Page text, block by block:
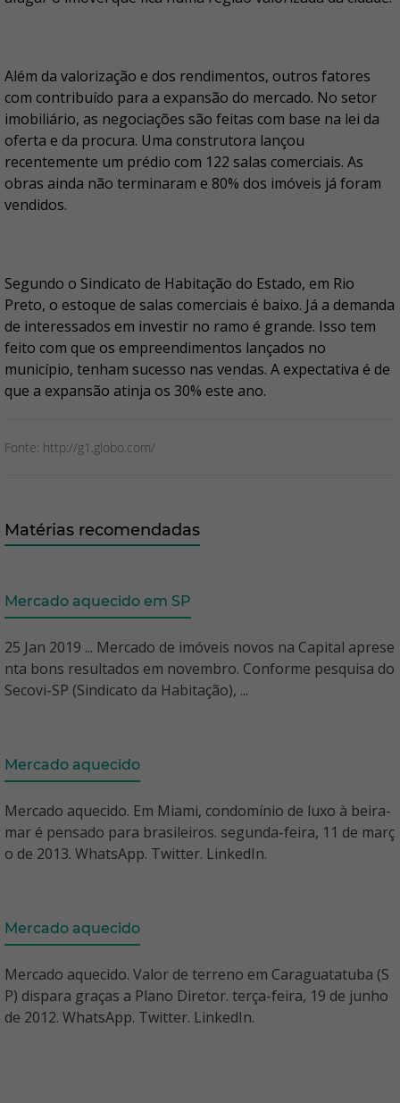
Além da valorização e dos rendimentos, outros fatores
com contribuído para a expansão do mercado. No setor
imobiliário, as negociações são feitas com base na lei da
oferta e da procura. Uma construtora lançou
recentemente um prédio com 122 salas comerciais. As
obras ainda não terminaram e 80% dos imóveis já foram
vendidos.
Segundo o Sindicato de Habitação do Estado, em Rio
Preto, o estoque de salas comerciais é baixo. Já a demanda
de interessados em investir no ramo é grande. Isso tem
feito com que os empreendimentos lançados no
município, tenham sucesso nas vendas. A expectativa é de
que a expansão atinja os 30% este ano.
Fonte: http://g1.globo.com/
Matérias recomendadas
Mercado aquecido em SP
25 Jan 2019 ... Mercado de imóveis novos na Capital aprese
nta bons resultados em novembro. Conforme pesquisa do
Secovi-SP (Sindicato da Habitação), ...
Mercado aquecido
Mercado aquecido. Em Miami, condomínio de luxo à beira-
mar é pensado para brasileiros. segunda-feira, 11 de març
o de 2013. WhatsApp. Twitter. LinkedIn.
Mercado aquecido
Mercado aquecido. Valor de terreno em Caraguatatuba (S
P) dispara graças a Plano Diretor. terça-feira, 19 de junho
de 2012. WhatsApp. Twitter. LinkedIn.